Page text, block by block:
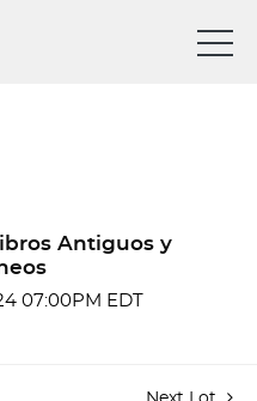
Antiguos y
07:00PM EDT